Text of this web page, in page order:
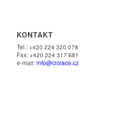
KONTAKT
Tel.: +420 224 320 078
Fax: +420 224 317 681
e-mail:info@izolace.cz